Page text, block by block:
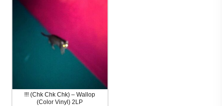
(Zorro)
Mosese
!!! (Chk Chk Chk) – Wallop
(Color Vinyl) 2LP